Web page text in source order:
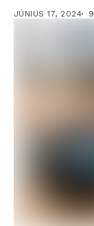
JÚNIUS 17, 2024